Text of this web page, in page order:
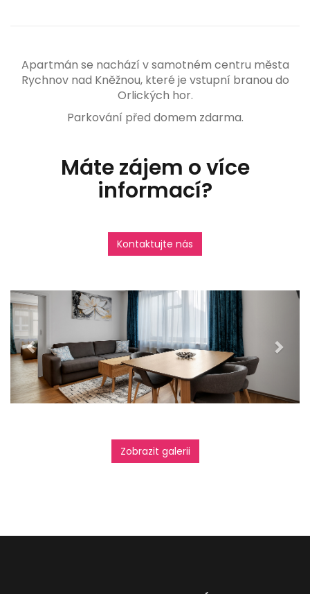
Apartmán se nachází v samotném centru města
Rychnov nad Kněžnou, které je vstupní branou do
Orlických hor.
Parkování před domem zdarma.
Máte zájem o více
informací?
Kontaktujte nás
Previous Next
Zobrazit galerii